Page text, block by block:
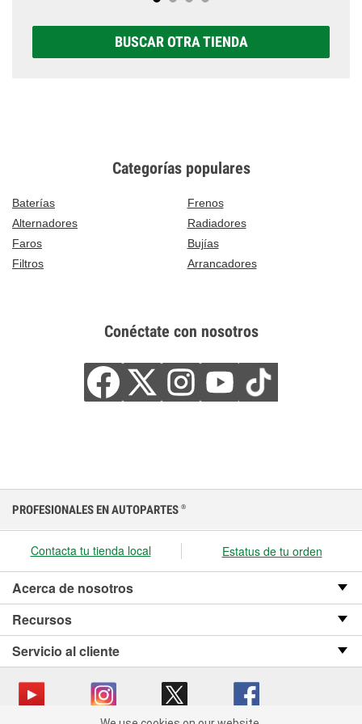
BUSCAR OTRA TIENDA
Categorías populares
Baterías
Frenos
Alternadores
Radiadores
Faros
Bujías
Filtros
Arrancadores
Conéctate con nosotros
PROFESIONALES EN AUTOPARTES ®
Contacta tu tienda local Estatus de tu orden
Acerca de nosotros
Recursos
Servicio al cliente